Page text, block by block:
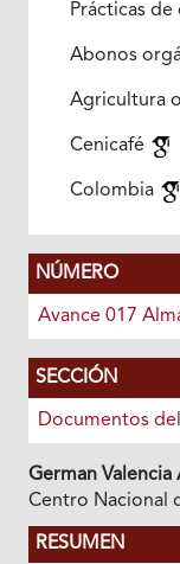
Prácticas de
Abonos
Agricultura
Cenicafé
Colombia
NÚMERO
Avance 017
SECCIÓN
Documentos
German Valencia
Centro Nacional
RESUMEN